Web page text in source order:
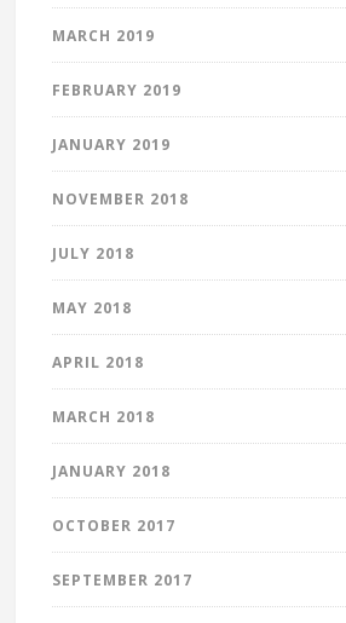
MARCH 2019
FEBRUARY 2019
JANUARY 2019
NOVEMBER 2018
JULY 2018
MAY 2018
APRIL 2018
MARCH 2018
JANUARY 2018
OCTOBER 2017
SEPTEMBER 2017